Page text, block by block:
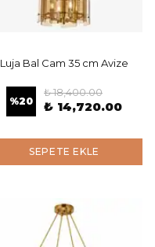
Luja Bal Cam 35 cm Avize
%20
₺ 18,400.00
₺ 14,720.00
SEPETE EKLE